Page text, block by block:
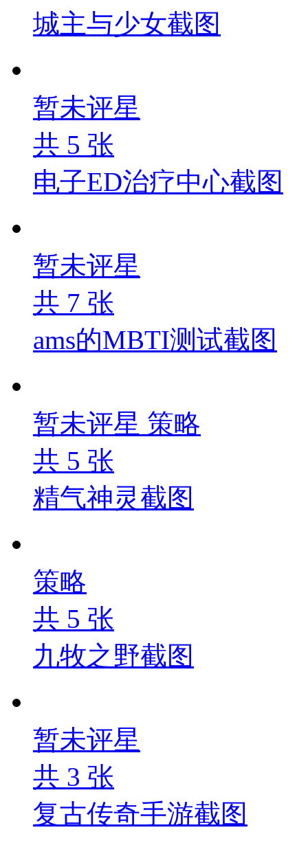
城主与少女截图
暂未评星
共 5 张
电子ED治疗中心截图
暂未评星
共 7 张
ams的MBTI测试截图
暂未评星 策略
共 5 张
精气神灵截图
策略
共 5 张
九牧之野截图
暂未评星
共 3 张
复古传奇手游截图